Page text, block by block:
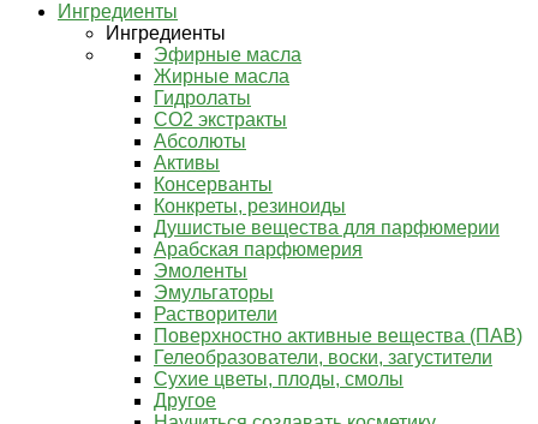
Ингредиенты
Ингредиенты
Эфирные масла
Жирные масла
Гидролаты
СО2 экстракты
Абсолюты
Активы
Консерванты
Конкреты, резиноиды
Душистые вещества для парфюмерии
Арабская парфюмерия
Эмоленты
Эмульгаторы
Растворители
Поверхностно активные вещества (ПАВ)
Гелеобразователи, воски, загустители
Сухие цветы, плоды, смолы
Другое